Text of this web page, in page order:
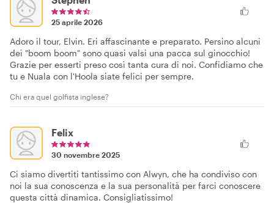
25 aprile 2026
Adoro il tour, Elvin. Eri affascinante e preparato. Persino alcuni
dei "boom boom" sono quasi valsi una pacca sul ginocchio!
Grazie per esserti preso così tanta cura di noi. Confidiamo che
tu e Nuala con l'Hoola siate felici per sempre.
Chi era quel golfista inglese?
Felix
30 novembre 2025
Ci siamo divertiti tantissimo con Alwyn, che ha condiviso con
noi la sua conoscenza e la sua personalità per farci conoscere
questa città dinamica. Consigliatissimo!